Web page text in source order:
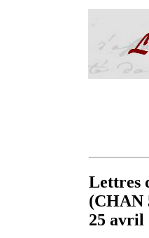
Lettres
(CHAN
25 avril